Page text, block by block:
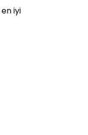
iyi